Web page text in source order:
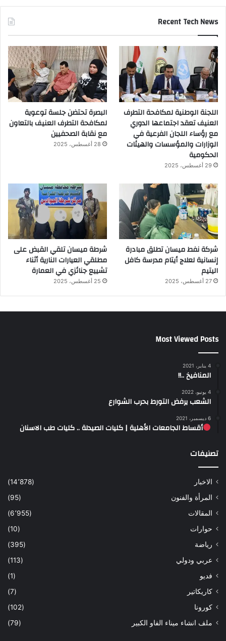
Recent Tech News
اللجنة الوطنية لمكافحة التطرف
العنيف تعقد اجتماعها الدوري
مع رؤساء اللجان الفرعية في
الوزارات والمؤسسات والهيئات
الحكومية
29 أغسطس، 2025
البصرة تحتضن جلسة توعوية
لمكافحة التطرف العنيف بالتعاون
مع نقابة الصحفيين
28 أغسطس، 2025
شركة نفط ميسان تطلق مبادرة
إنسانية لعلاج أيتام مدرسة كافل
اليتيم
27 أغسطس، 2025
شرطة ميسان تلقي القبض على
مطلقي العيارات النارية أثناء
تشييع جنائزي في العمارة
25 أغسطس، 2025
Most Viewed Posts
4 يناير، 2021
المنافيخ ..!!
4 يونيو، 2022
الشعب يرفض التورط بحرب الشوارع
6 ديسمبر، 2021
أقساط الجامعات الأهلية | كليات الصيدلة .. كليات طب الاسنان
تصنيفات
الاخبار
(14٬878)
المرأة والفنون
(95)
المقالات
(6٬955)
حوارات
(10)
رياضة
(395)
عربي ودولي
(113)
فديو
(1)
كاريكاتير
(7)
كورونا
(102)
ملف انشاء ميناء الفاو الكبير
(79)